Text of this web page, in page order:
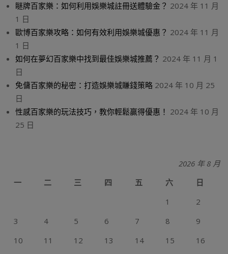
瞇牌百家樂：如何利用娛樂城註冊送體驗金？ 2024 年 11 月
1 日
歐博百家樂攻略：如何有效利用娛樂城優惠？ 2024 年 11 月
1 日
如何在夢幻百家樂中找到最佳娛樂城推薦？ 2024 年 11 月 1
日
免傭百家樂的秘密：打造娛樂城賺錢策略 2024 年 10 月 25
日
性感百家樂的玩法技巧，教你輕鬆贏得優惠！ 2024 年 10 月
25 日
2026 年 8 月
一
二 三 四 五 六
日
1
2
3
4 5 6 7 8
9
10
11 12 13 14 15
16